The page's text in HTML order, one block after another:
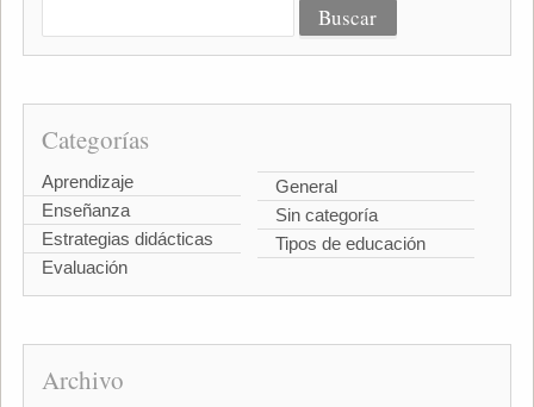
Categorías
Aprendizaje
Enseñanza
Estrategias didácticas
Evaluación
General
Sin categoría
Tipos de educación
Archivo